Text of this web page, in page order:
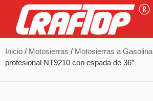
Inicio / Motosierras / Motosierras a Gasolina
profesional NT9210 con espada de 36”